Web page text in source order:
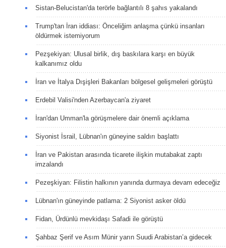
Sistan-Belucistan'da terörle bağlantılı 8 şahıs yakalandı
Trump'tan İran iddiası: Önceliğim anlaşma çünkü insanları
öldürmek istemiyorum
Pezşekiyan: Ulusal birlik, dış baskılara karşı en büyük
kalkanımız oldu
İran ve İtalya Dışişleri Bakanları bölgesel gelişmeleri görüştü
Erdebil Valisi'nden Azerbaycan'a ziyaret
İran'dan Umman'la görüşmelere dair önemli açıklama
Siyonist İsrail, Lübnan'ın güneyine saldırı başlattı
İran ve Pakistan arasında ticarete ilişkin mutabakat zaptı
imzalandı
Pezeşkiyan: Filistin halkının yanında durmaya devam edeceğiz
Lübnan'ın güneyinde patlama: 2 Siyonist asker öldü
Fidan, Ürdünlü mevkidaşı Safadi ile görüştü
Şahbaz Şerif ve Asım Münir yarın Suudi Arabistan’a gidecek